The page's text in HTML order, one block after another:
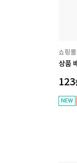
쇼핑
상품
123
NEW